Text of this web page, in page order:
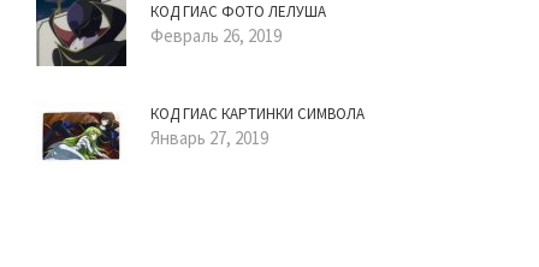
КОД ГИАС ФОТО ЛЕЛУША
Февраль 26, 2019
КОД ГИАС КАРТИНКИ СИМВОЛА
Январь 27, 2019